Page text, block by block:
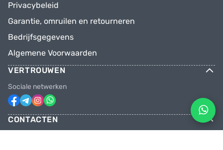
Privacybeleid
Garantie, omruilen en retourneren
Bedrijfsgegevens
Algemene Voorwaarden
VERTROUWEN
Sociale netwerken
CONTACTEN